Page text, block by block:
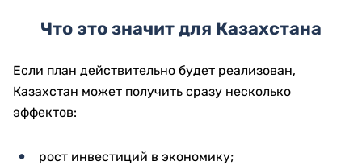
Что это значит для Казахстана
Если план действительно будет реализован,
Казахстан может получить сразу несколько
эффектов:
рост инвестиций в экономику;